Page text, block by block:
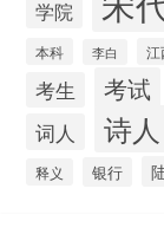
学院
本科
李白 江
考生 考试
词人 诗人
释义 银行